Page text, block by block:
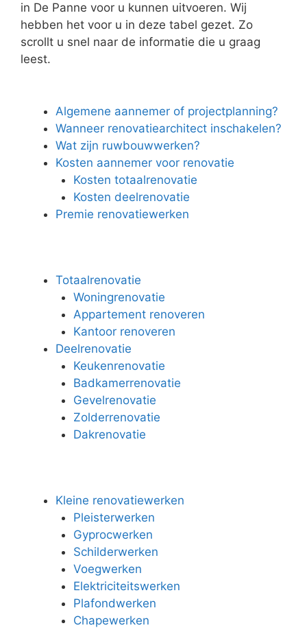
in De Panne voor u kunnen uitvoeren. Wij
hebben het voor u in deze tabel gezet. Zo
scrollt u snel naar de informatie die u graag
leest.
Algemene aannemer of projectplanning?
Wanneer renovatiearchitect inschakelen?
Wat zijn ruwbouwwerken?
Kosten aannemer voor renovatie
Kosten totaalrenovatie
Kosten deelrenovatie
Premie renovatiewerken
Totaalrenovatie
Woningrenovatie
Appartement renoveren
Kantoor renoveren
Deelrenovatie
Keukenrenovatie
Badkamerrenovatie
Gevelrenovatie
Zolderrenovatie
Dakrenovatie
Kleine renovatiewerken
Pleisterwerken
Gyprocwerken
Schilderwerken
Voegwerken
Elektriciteitswerken
Plafondwerken
Chapewerken